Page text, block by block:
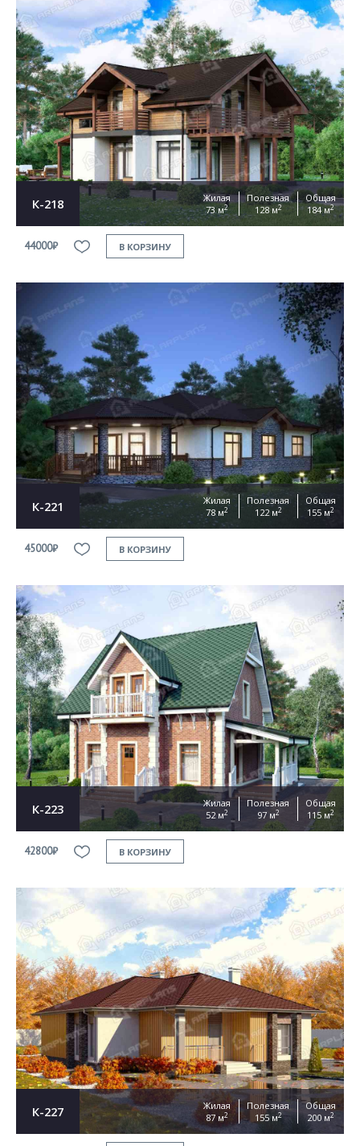
К-218
Жилая
73 м2
Полезная
128 м2
Общая
184 м2
44000₽ В КОРЗИНУ
К-221
Жилая
78 м2
Полезная
122 м2
Общая
155 м2
45000₽ В КОРЗИНУ
К-223
Жилая
52 м2
Полезная
97 м2
Общая
115 м2
42800₽ В КОРЗИНУ
К-227
Жилая
87 м2
Полезная
155 м2
Общая
200 м2